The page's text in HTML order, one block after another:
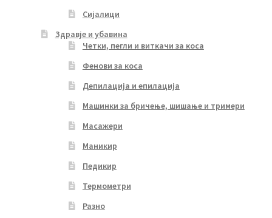
Сијалици
Здравје и убавина
Четки, пегли и виткачи за коса
Фенови за коса
Депилација и епилација
Машинки за бричење, шишање и тримери
Масажери
Маникир
Педикир
Термометри
Разно